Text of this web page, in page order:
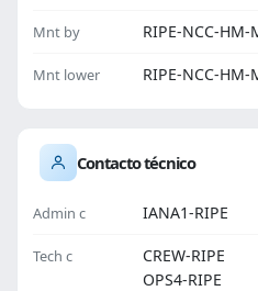
Mnt by RIPE-NCC-HM-
Mnt lower RIPE-NCC-HM-
Contacto técnico
Admin c IANA1-RIPE
Tech c
CREW-RIPE
OPS4-RIPE